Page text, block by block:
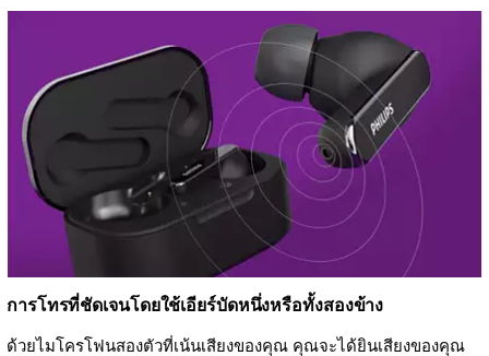
การโทรที่ชัดเจนโดยใช้เอียร์บัดหนึ่งหรือทั้งสองข้าง
ด้วยไมโครโฟนสองตัวที่เน้นเสียงของคุณ คุณจะได้ยินเสียงของคุณ